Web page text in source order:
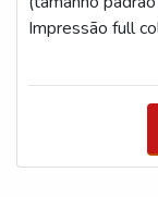
Impressão full
alfinete Benefícios: Durabilidade: Fabricados
robusto,
diário,
Qualidade: